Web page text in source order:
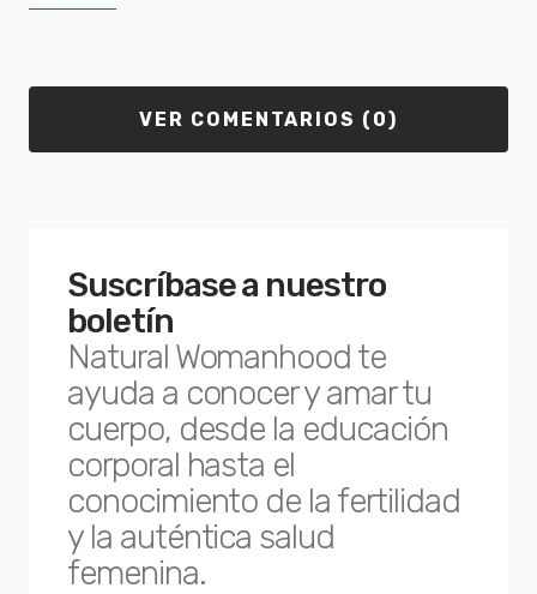
VER COMENTARIOS (0)
Suscríbase a nuestro
boletín
Natural Womanhood te
ayuda a conocer y amar tu
cuerpo, desde la educación
corporal hasta el
conocimiento de la fertilidad
y la auténtica salud
femenina.